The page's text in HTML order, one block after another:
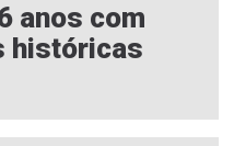
anos com
históricas